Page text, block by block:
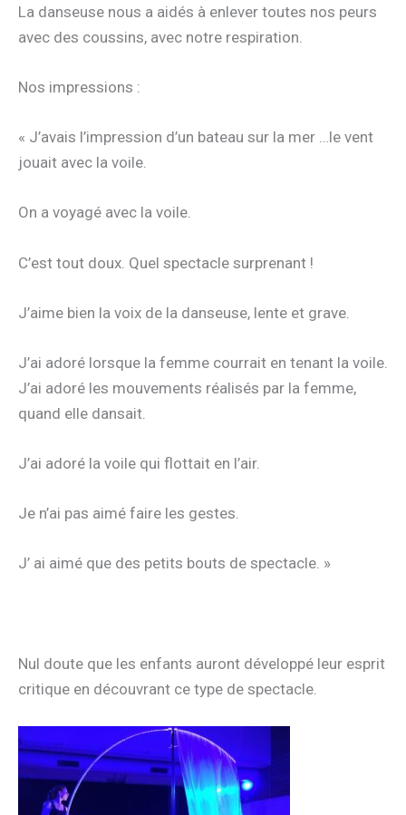
La danseuse nous a aidés à enlever toutes nos peurs
avec des coussins, avec notre respiration.
Nos impressions :
« J’avais l’impression d’un bateau sur la mer …le vent
jouait avec la voile.
On a voyagé avec la voile.
C’est tout doux. Quel spectacle surprenant !
J’aime bien la voix de la danseuse, lente et grave.
J’ai adoré lorsque la femme courrait en tenant la voile.
J’ai adoré les mouvements réalisés par la femme,
quand elle dansait.
J’ai adoré la voile qui flottait en l’air.
Je n’ai pas aimé faire les gestes.
J’ ai aimé que des petits bouts de spectacle. »
Nul doute que les enfants auront développé leur esprit
critique en découvrant ce type de spectacle.